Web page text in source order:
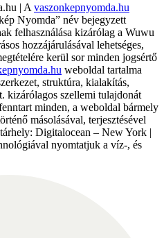
| A vaszonkepnyomda.hu
Nyomda” név bejegyzett
felhasználása kizárólag a Wuwu
hozzájárulásával lehetséges,
kerül sor minden jogsértő
weboldal tartalma
struktúra, kialakítás,
szellemi tulajdonát
minden, a weboldal bármely
másolásával, terjesztésével
Digitalocean – New York |
nyomtatjuk a víz-, és